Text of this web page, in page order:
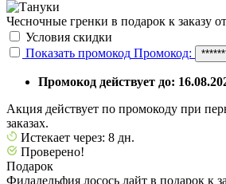
Чесночные гренки в подарок к заказу
Условия скидки
Показать промокод Промокод:
Промокод действует до:
Акция действует по промокоду при
заказах.
Истекает через: 8 дн.
Проверено!
Подарок
Филадельфия лосось лайт в подарок к